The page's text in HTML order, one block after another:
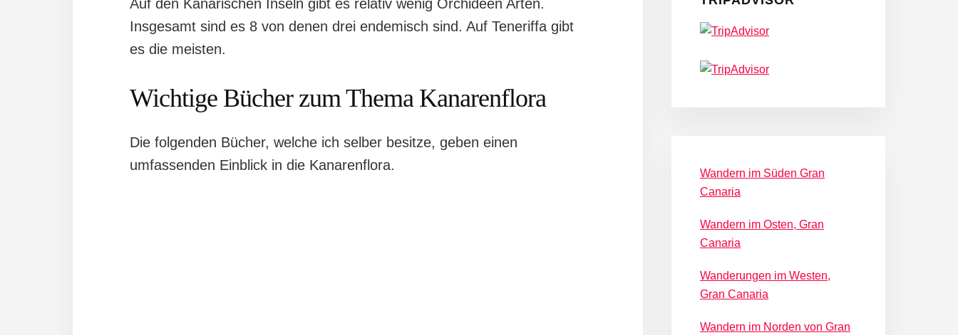
Auf den Kanarischen Inseln gibt es relativ wenig Orchideen Arten.
Insgesamt sind es 8 von denen drei endemisch sind. Auf Teneriffa gibt
es die meisten.
Wichtige Bücher zum Thema Kanarenflora
Die folgenden Bücher, welche ich selber besitze, geben einen
umfassenden Einblick in die Kanarenflora.
Wandern im Süden Gran
Canaria
Wandern im Osten, Gran
Canaria
Wanderungen im Westen,
Gran Canaria
Wandern im Norden von Gran